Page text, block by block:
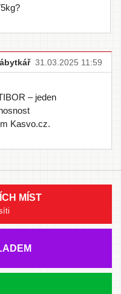
31.03.2025 11:59
– jeden
Kasvo.cz.
MÍST